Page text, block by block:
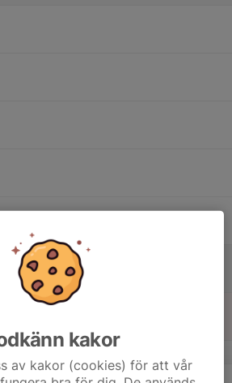
kakor
av kakor (cookies) för att vår